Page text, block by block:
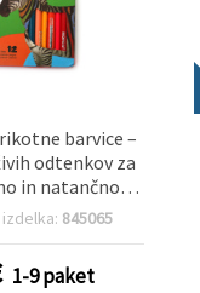
barvice –
odtenkov za
in natančno
(likovni pribor)
845065
1-9 paket